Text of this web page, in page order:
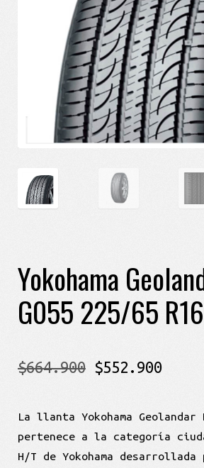
Yokohama
G055 225/65
$664.900 El
original
era:
$552.900El
es:
La llanta Yokohama Geolandar
pertenece a la categoría
H/T de Yokohama